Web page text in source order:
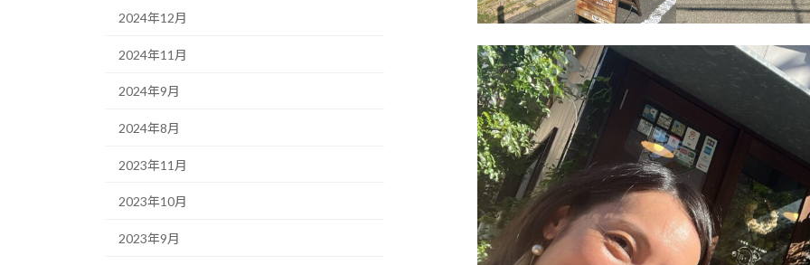
2024年12月
2024年11月
2024年9月
2024年8月
2023年11月
2023年10月
2023年9月